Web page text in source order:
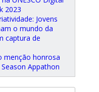
2023
Jovens
o mundo da
captura de
menção honrosa
Appathon